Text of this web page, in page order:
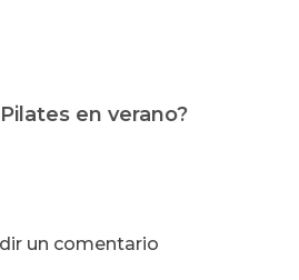
en verano?